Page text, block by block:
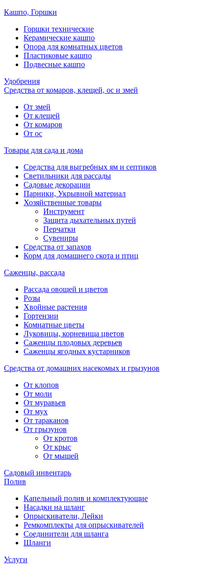
Кашпо, Горшки
Горшки технические
Керамические кашпо
Опора для комнатных цветов
Пластиковые кашпо
Подвесные кашпо
Удобрения
Средства от комаров, клещей, ос и змей
От змей
От клещей
От комаров
От ос
Товары для сада и дома
Средства для выгребных ям и септиков
Светильники для рассады
Садовые декорации
Парники, Укрывной материал
Хозяйственные товары
Инструмент
Защита дыхательных путей
Перчатки
Сувениры
Средства от запахов
Корм для домашнего скота и птиц
Саженцы, рассада
Рассада овощей и цветов
Розы
Хвойные растения
Гортензии
Комнатные цветы
Луковицы, корневища цветов
Саженцы плодовых деревьев
Саженцы ягодных кустарников
Средства от домашних насекомых и грызунов
От клопов
От моли
От муравьев
От мух
От тараканов
От грызунов
От кротов
От крыс
От мышей
Садовый инвентарь
Полив
Капельный полив и комплектующие
Насадки на шланг
Опрыскиватели, Лейки
Ремкомплекты для опрыскивателей
Соединители для шланга
Шланги
Услуги